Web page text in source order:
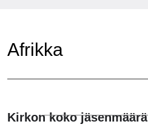
Afrikka
Kirkon koko jäsenmäärä